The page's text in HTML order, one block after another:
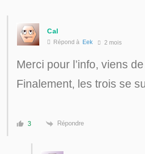
Cal
Répond à Eek 2 mois
Merci pour l’info, viens
Finalement, les trois se
3 Répondre